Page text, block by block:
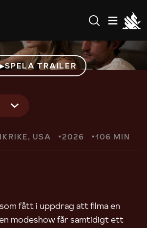
SPELA TRAILER
USA 2026 106 MIN
fått i uppdrag att filma en
modeshow får samtidigt ett